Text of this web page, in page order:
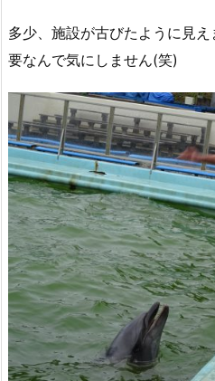
多少、施設が古びたように見
要なんで気にしません(笑)